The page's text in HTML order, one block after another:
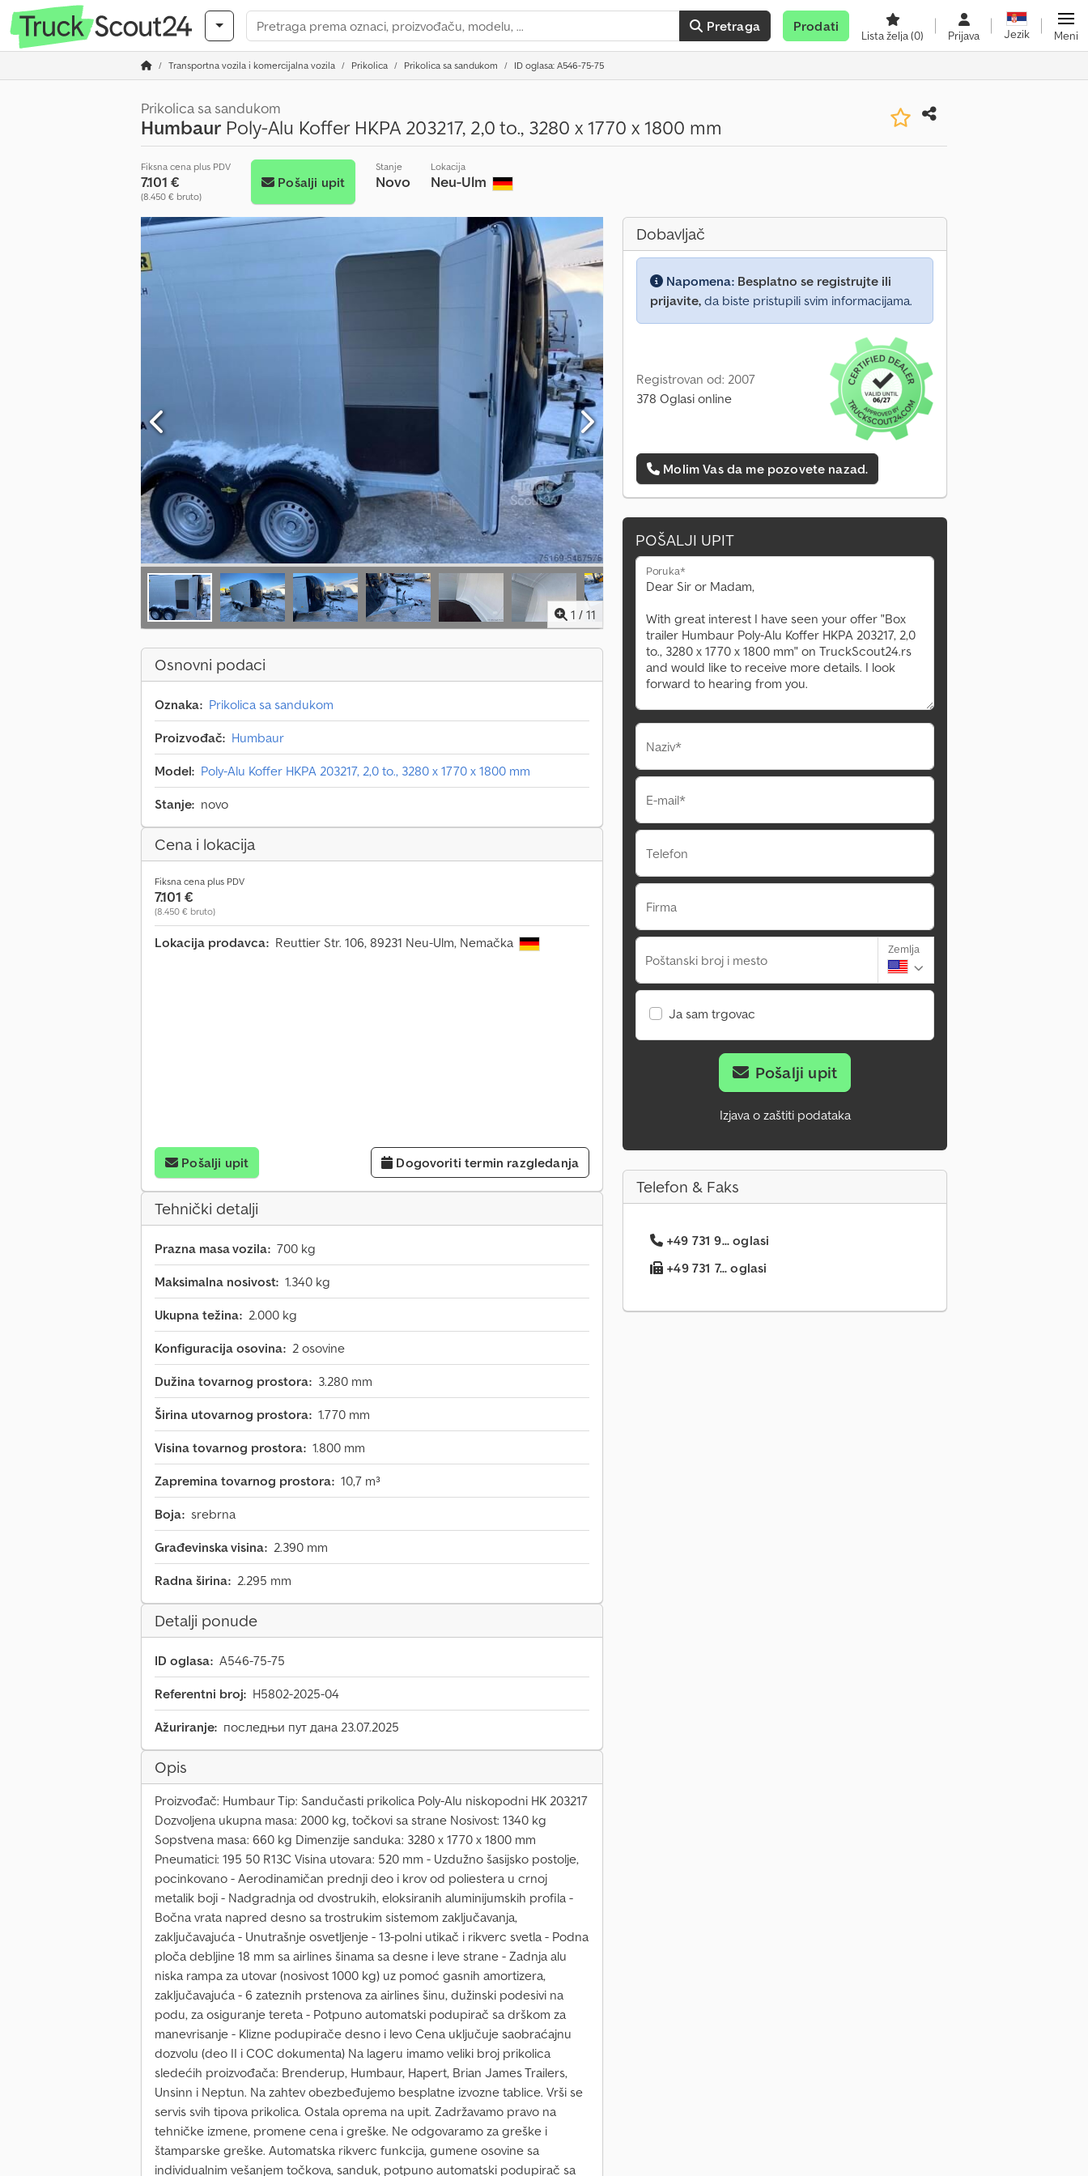
Pretraga Prodati
Lista želja(0) Prijava Jezik Meni
Transportna vozila i komercijalna vozila Prikolica Prikolica sa sandukom ID oglasa: A546-75-75
Prikolica sa sandukom
Humbaur Poly-Alu Koffer HKPA 203217, 2,0 to., 3280 x 1770 x 1800 mm
Fiksna cena plus PDV
7.101 €
(8.450 € bruto)
Pošalji upit
Stanje
Novo
Lokacija
Neu-Ulm
1 / 11
Osnovni podaci
Oznaka: Prikolica sa sandukom
Proizvođač: Humbaur
Model: Poly-Alu Koffer HKPA 203217, 2,0 to., 3280 x 1770 x 1800 mm
Stanje: novo
Cena i lokacija
Fiksna cena plus PDV
7.101 €
(8.450 € bruto)
Lokacija prodavca: Reuttier Str. 106, 89231 Neu-Ulm, Nemačka
Pošalji upit Dogovoriti termin razgledanja
Tehnički detalji
Prazna masa vozila: 700 kg
Maksimalna nosivost: 1.340 kg
Ukupna težina: 2.000 kg
Konfiguracija osovina: 2 osovine
Dužina tovarnog prostora: 3.280 mm
Širina utovarnog prostora: 1.770 mm
Visina tovarnog prostora: 1.800 mm
Zapremina tovarnog prostora: 10,7 m³
Boja: srebrna
Građevinska visina: 2.390 mm
Radna širina: 2.295 mm
Detalji ponude
ID oglasa: A546-75-75
Referentni broj: H5802-2025-04
Ažuriranje: последњи пут дана 23.07.2025
Opis
Proizvođač: Humbaur Tip: Sandučasti prikolica Poly-Alu niskopodni HK 203217
Dozvoljena ukupna masa: 2000 kg, točkovi sa strane Nosivost: 1340 kg
Sopstvena masa: 660 kg Dimenzije sanduka: 3280 x 1770 x 1800 mm
Pneumatici: 195 50 R13C Visina utovara: 520 mm - Uzdužno šasijsko postolje,
pocinkovano - Aerodinamičan prednji deo i krov od poliestera u crnoj
metalik boji - Nadgradnja od dvostrukih, eloksiranih aluminijumskih profila -
Bočna vrata napred desno sa trostrukim sistemom zaključavanja,
zaključavajuća - Unutrašnje osvetljenje - 13-polni utikač i rikverc svetla - Podna
ploča debljine 18 mm sa airlines šinama sa desne i leve strane - Zadnja alu
niska rampa za utovar (nosivost 1000 kg) uz pomoć gasnih amortizera,
zaključavajuća - 6 zateznih prstenova za airlines šinu, dužinski podesivi na
podu, za osiguranje tereta - Potpuno automatski podupirač sa drškom za
manevrisanje - Klizne podupirače desno i levo Cena uključuje saobraćajnu
dozvolu (deo II i COC dokumenta) Na lageru imamo veliki broj prikolica
sledećih proizvođača: Brenderup, Humbaur, Hapert, Brian James Trailers,
Unsinn i Neptun. Na zahtev obezbeđujemo besplatne izvozne tablice. Vrši se
servis svih tipova prikolica. Ostala oprema na upit. Zadržavamo pravo na
tehničke izmene, promene cena i greške. Ne odgovaramo za greške i
štamparske greške. Automatska rikverc funkcija, gumene osovine sa
individualnim vešanjem točkova, sanduk, potpuno automatski podupirač sa
Dobavljač
Napomena: Besplatno se registrujte ili
prijavite, da biste pristupili svim informacijama.
Registrovan od: 2007
378 Oglasi online
Molim Vas da me pozovete nazad.
POŠALJI UPIT
Poruka*
Naziv*
E-mail*
Telefon
Firma
Poštanski broj i mesto
Zemlja
Ja sam trgovac
Pošalji upit
Izjava o zaštiti podataka
Telefon & Faks
+49 731 9... oglasi
+49 731 7... oglasi